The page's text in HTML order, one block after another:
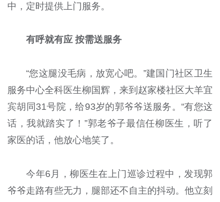
中，定时提供上门服务。
有呼就有应 按需送服务
“您这腿没毛病，放宽心吧。”建国门社区卫生
服务中心全科医生柳国辉，来到赵家楼社区大羊宜
宾胡同31号院，给93岁的郭爷爷送服务。“有您这
话，我就踏实了！”郭老爷子最信任柳医生，听了
家医的话，他放心地笑了。
今年6月，柳医生在上门巡诊过程中，发现郭
爷爷走路有些无力，腿部还不自主的抖动。他立刻